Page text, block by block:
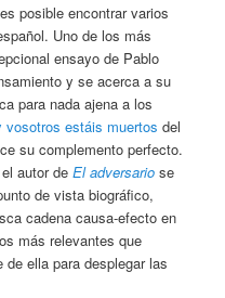
posible encontrar varios
Uno de los más
ensayo de Pablo
y se acerca a su
para nada ajena a los
estáis muertos del
su complemento perfecto.
el autor deEl adversario se
de vista biográfico,
cadena causa-efecto en
más relevantes que
ella para desplegar las